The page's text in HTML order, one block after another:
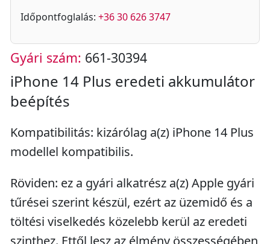
Időpontfoglalás: +36 30 626 3747
Gyári szám: 661-30394
iPhone 14 Plus eredeti akkumulátor
beépítés
Kompatibilitás: kizárólag a(z) iPhone 14 Plus
modellel kompatibilis.
Röviden: ez a gyári alkatrész a(z) Apple gyári
tűrései szerint készül, ezért az üzemidő és a
töltési viselkedés közelebb kerül az eredeti
szinthez. Ettől lesz az élmény összességében